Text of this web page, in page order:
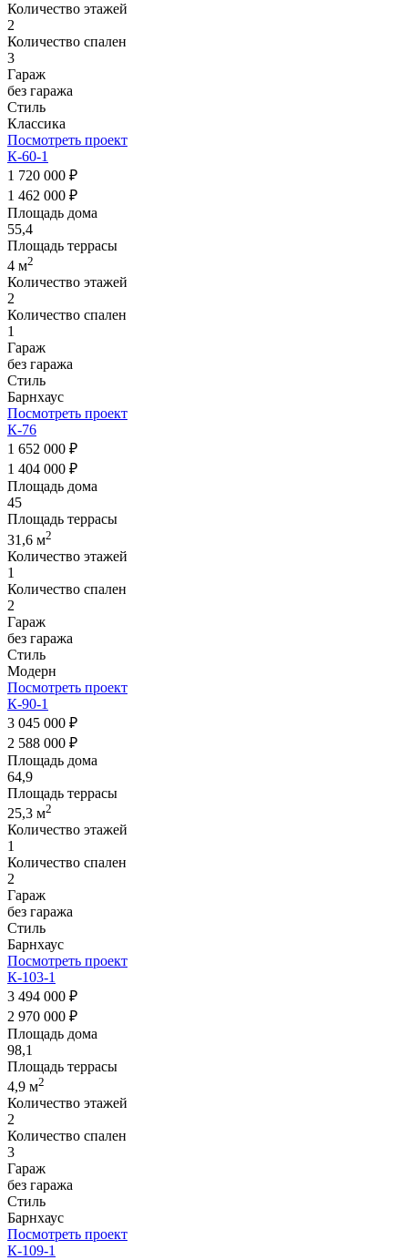
Количество этажей
2
Количество спален
3
Гараж
без гаража
Стиль
Классика
Посмотреть проект
К-60-1
1 720 000 ₽
1 462 000 ₽
Площадь дома
55,4
Площадь террасы
4 м2
Количество этажей
2
Количество спален
1
Гараж
без гаража
Стиль
Барнхаус
Посмотреть проект
К-76
1 652 000 ₽
1 404 000 ₽
Площадь дома
45
Площадь террасы
31,6 м2
Количество этажей
1
Количество спален
2
Гараж
без гаража
Стиль
Модерн
Посмотреть проект
К-90-1
3 045 000 ₽
2 588 000 ₽
Площадь дома
64,9
Площадь террасы
25,3 м2
Количество этажей
1
Количество спален
2
Гараж
без гаража
Стиль
Барнхаус
Посмотреть проект
К-103-1
3 494 000 ₽
2 970 000 ₽
Площадь дома
98,1
Площадь террасы
4,9 м2
Количество этажей
2
Количество спален
3
Гараж
без гаража
Стиль
Барнхаус
Посмотреть проект
К-109-1